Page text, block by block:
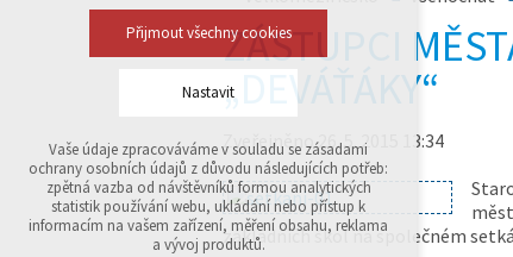
ZÁSTUPCI
„DEVÁŤÁKY“
Zveřejněno 26. 5. 2015 13:34
základních škol na společném
Přijmout všechny cookies
Nastavit
Technická cookies
nutná pro provozování webu
udržení kontextu stránek (session): případná
přihlášení, volby jazyka, apod.
Vaše údaje zpracováváme v souladu se zásadami
ochrany osobních údajů z důvodu následujících potřeb:
zpětná vazba od návštěvníků formou analytických
statistik používání webu, ukládání nebo přístup k
informacím na vašem zařízení, měření obsahu, reklama
a vývoj produktů.